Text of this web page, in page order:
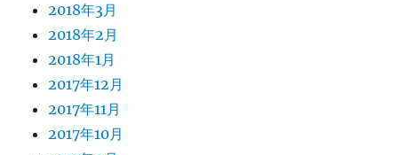
2018年3月
2018年2月
2018年1月
2017年12月
2017年11月
2017年10月